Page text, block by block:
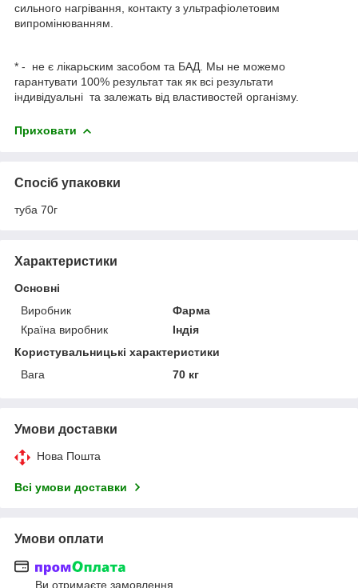
сильного нагрівання, контакту з ультрафіолетовим
випромінюванням.
* - не є лікарьским засобом та БАД. Мы не можемо
гарантувати 100% результат так як всі результати
індивідуальні та залежать від властивостей організму.
Приховати
Спосіб упаковки
туба 70г
Характеристики
Основні
Виробник
Фарма
Країна виробник
Індія
Користувальницькі характеристики
Вага
70 кг
Умови доставки
Нова Пошта
Всі умови доставки
Умови оплати
Ви отримаєте замовлення